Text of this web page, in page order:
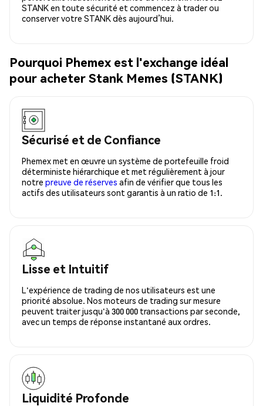
STANK en toute sécurité et commencez à trader ou
conserver votre STANK dès aujourd’hui.
Pourquoi Phemex est l'exchange idéal
pour acheter Stank Memes (STANK)
Sécurisé et de Confiance
Phemex met en œuvre un système de portefeuille froid
déterministe hiérarchique et met régulièrement à jour
notre preuve de réserves afin de vérifier que tous les
actifs des utilisateurs sont garantis à un ratio de 1:1.
Lisse et Intuitif
L'expérience de trading de nos utilisateurs est une
priorité absolue. Nos moteurs de trading sur mesure
peuvent traiter jusqu'à 300 000 transactions par seconde,
avec un temps de réponse instantané aux ordres.
Liquidité Profonde